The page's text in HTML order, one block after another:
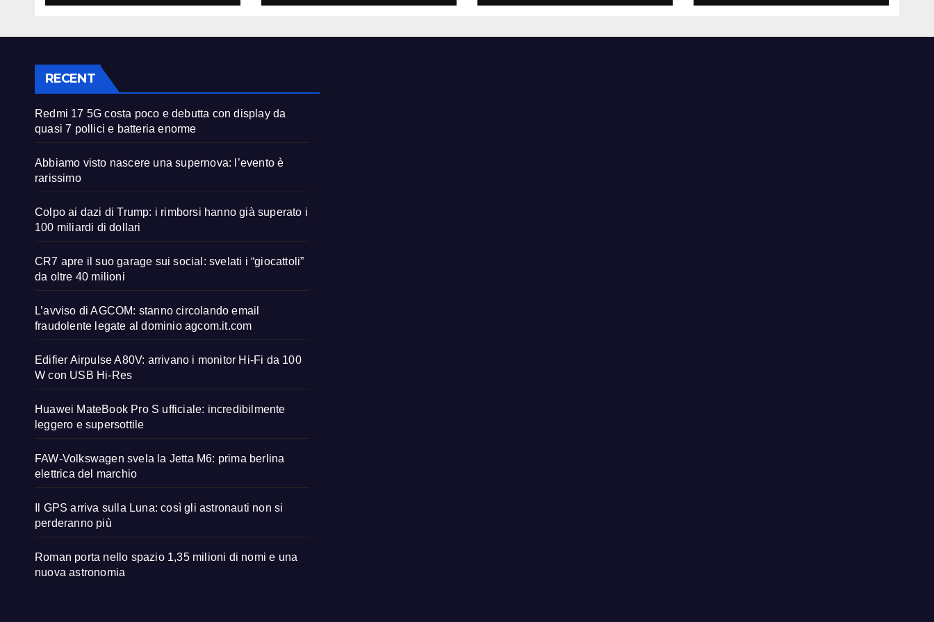
enorme
RECENT
Redmi 17 5G costa poco e debutta con display da
quasi 7 pollici e batteria enorme
Abbiamo visto nascere una supernova: l’evento è
rarissimo
Colpo ai dazi di Trump: i rimborsi hanno già superato i
100 miliardi di dollari
CR7 apre il suo garage sui social: svelati i “giocattoli”
da oltre 40 milioni
L’avviso di AGCOM: stanno circolando email
fraudolente legate al dominio agcom.it.com
Edifier Airpulse A80V: arrivano i monitor Hi-Fi da 100
W con USB Hi-Res
Huawei MateBook Pro S ufficiale: incredibilmente
leggero e supersottile
FAW-Volkswagen svela la Jetta M6: prima berlina
elettrica del marchio
Il GPS arriva sulla Luna: così gli astronauti non si
perderanno più
Roman porta nello spazio 1,35 milioni di nomi e una
nuova astronomia